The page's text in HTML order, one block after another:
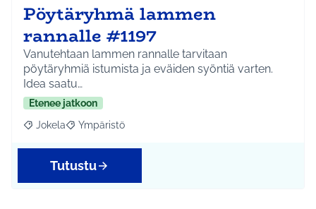
Pöytäryhmä lammen
rannalle #1197
Vanutehtaan lammen rannalle tarvitaan
pöytäryhmiä istumista ja eväiden syöntiä varten.
Idea saatu…
Etenee jatkoon
Rajaa tulokset aihepiirin mukaan: Jokela
Jokela Rajaa tulokset teeman mukaan: Ympäristö
Ympäristö
Tutustu